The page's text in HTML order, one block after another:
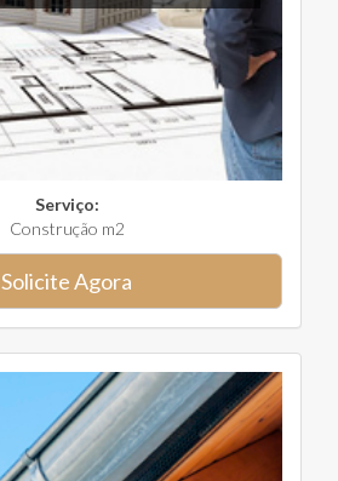
Serviço:
Construção m2
Solicite Agora